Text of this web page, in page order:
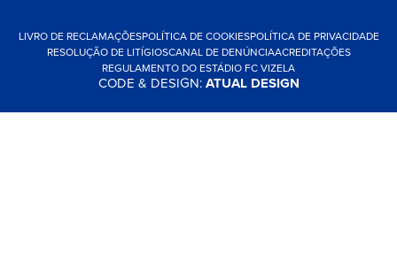
LIVRO DE RECLAMAÇÕESPOLÍTICA DE COOKIESPOLÍTICA DE PRIVACIDADE
RESOLUÇÃO DE LITÍGIOSCANAL DE DENÚNCIAACREDITAÇÕES
REGULAMENTO DO ESTÁDIO FC VIZELA
CODE & DESIGN:ATUAL DESIGN